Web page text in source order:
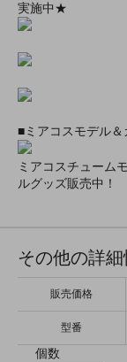
実施中★
■ミアコスモデル
ミアコスチューム
ルグッズ販売中！
その他の詳細
販売価格
型番
個数